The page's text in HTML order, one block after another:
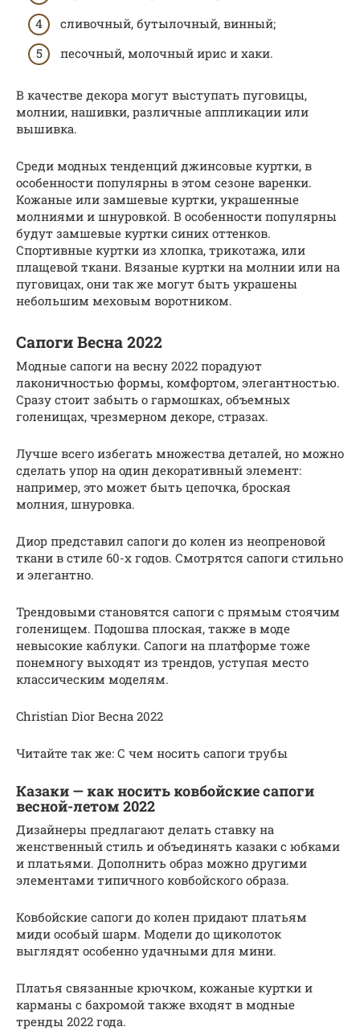
сливочный, бутылочный, винный;
песочный, молочный ирис и хаки.
В качестве декора могут выступать пуговицы,
молнии, нашивки, различные аппликации или
вышивка.
Среди модных тенденций джинсовые куртки, в
особенности популярны в этом сезоне варенки.
Кожаные или замшевые куртки, украшенные
молниями и шнуровкой. В особенности популярны
будут замшевые куртки синих оттенков.
Спортивные куртки из хлопка, трикотажа, или
плащевой ткани. Вязаные куртки на молнии или на
пуговицах, они так же могут быть украшены
небольшим меховым воротником.
Сапоги Весна 2022
Модные сапоги на весну 2022 порадуют
лаконичностью формы, комфортом, элегантностью.
Сразу стоит забыть о гармошках, объемных
голенищах, чрезмерном декоре, стразах.
Лучше всего избегать множества деталей, но можно
сделать упор на один декоративный элемент:
например, это может быть цепочка, броская
молния, шнуровка.
Диор представил сапоги до колен из неопреновой
ткани в стиле 60-х годов. Смотрятся сапоги стильно
и элегантно.
Трендовыми становятся сапоги с прямым стоячим
голенищем. Подошва плоская, также в моде
невысокие каблуки. Сапоги на платформе тоже
понемногу выходят из трендов, уступая место
классическим моделям.
Christian Dior Весна 2022
Читайте так же: С чем носить сапоги трубы
Казаки — как носить ковбойские сапоги
весной-летом 2022
Дизайнеры предлагают делать ставку на
женственный стиль и объединять казаки с юбками
и платьями. Дополнить образ можно другими
элементами типичного ковбойского образа.
Ковбойские сапоги до колен придают платьям
миди особый шарм. Модели до щиколоток
выглядят особенно удачными для мини.
Платья связанные крючком, кожаные куртки и
карманы с бахромой также входят в модные
тренды 2022 года.